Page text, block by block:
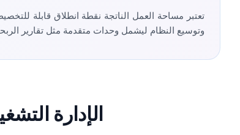
تعتبر مساحة العمل الناتجة نقطة انطلاق قابلة
وتوسيع النظام ليشمل وحدات متقدمة مثل تقارير
الإدارة